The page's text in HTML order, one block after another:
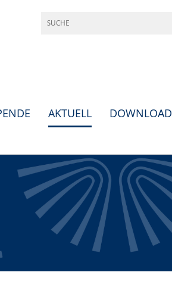
AKTUELL
DOWNLOAD